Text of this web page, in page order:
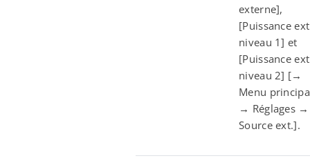
externe],
[Puissance
niveau 1] et
[Puissance
niveau 2] [→
Menu
→ Réglages →
Source ext.].